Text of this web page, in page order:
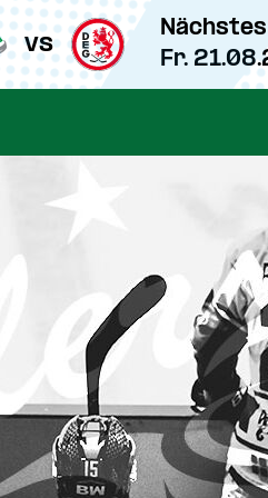
vs
Fr.